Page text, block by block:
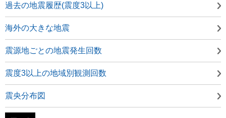
過去の地震履歴(震度3以上)
海外の大きな地震
震源地ごとの地震発生回数
震度3以上の地域別観測回数
震央分布図